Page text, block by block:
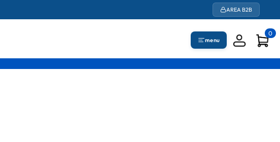
AREA B2B
menu
0